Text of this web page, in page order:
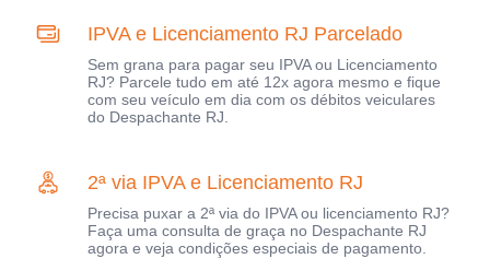
IPVA e Licenciamento RJ Parcelado
Sem grana para pagar seu IPVA ou Licenciamento
RJ? Parcele tudo em até 12x agora mesmo e fique
com seu veículo em dia com os débitos veiculares
do Despachante RJ.
2ª via IPVA e Licenciamento RJ
Precisa puxar a 2ª via do IPVA ou licenciamento RJ?
Faça uma consulta de graça no Despachante RJ
agora e veja condições especiais de pagamento.